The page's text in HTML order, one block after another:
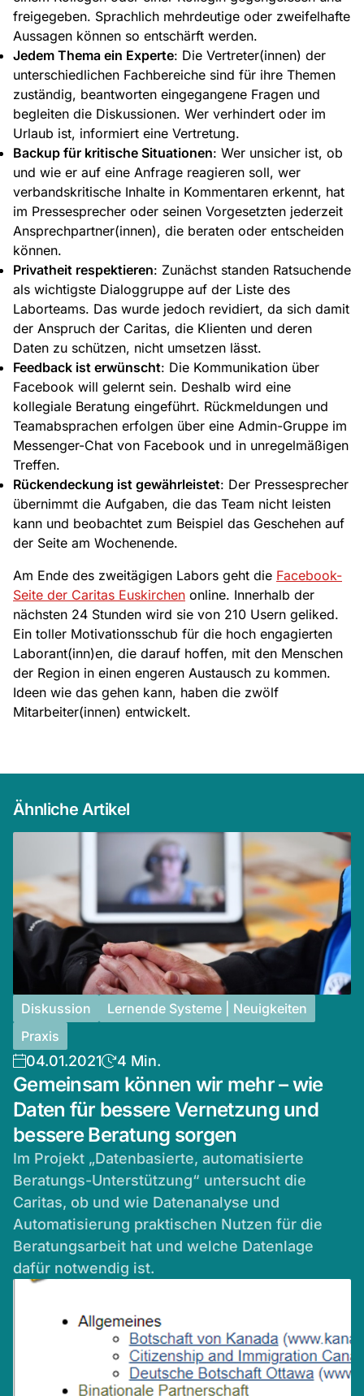
freigegeben. Sprachlich mehrdeutige oder zweifelhafte
Aussagen können so entschärft werden.
Jedem Thema ein Experte: Die Vertreter(innen) der
unterschiedlichen Fachbereiche sind für ihre Themen
zuständig, beantworten eingegangene Fragen und
begleiten die Diskussionen. Wer verhindert oder im
Urlaub ist, informiert eine Vertretung.
Backup für kritische Situationen: Wer unsicher ist, ob
und wie er auf eine Anfrage reagieren soll, wer
verbandskritische Inhalte in Kommentaren erkennt, hat
im Pressesprecher oder seinen Vorgesetzten jederzeit
Ansprechpartner(innen), die beraten oder entscheiden
können.
Privatheit respektieren: Zunächst standen Ratsuchende
als wichtigste Dialoggruppe auf der Liste des
Laborteams. Das wurde jedoch revidiert, da sich damit
der Anspruch der Caritas, die Klienten und deren
Daten zu schützen, nicht umsetzen lässt.
Feedback ist erwünscht: Die Kommunikation über
Facebook will gelernt sein. Deshalb wird eine
kollegiale Beratung eingeführt. Rückmeldungen und
Teamabsprachen erfolgen über eine Admin-Gruppe im
Messenger-Chat von Facebook und in unregelmäßigen
Treffen.
Rückendeckung ist gewährleistet: Der Pressesprecher
übernimmt die Aufgaben, die das Team nicht leisten
kann und beobachtet zum Beispiel das Geschehen auf
der Seite am Wochenende.
Am Ende des zweitägigen Labors geht die Facebook-
Seite der Caritas Euskirchen online. Innerhalb der
nächsten 24 Stunden wird sie von 210 Usern geliked.
Ein toller Motivationsschub für die hoch engagierten
Laborant(inn)en, die darauf hoffen, mit den Menschen
der Region in einen engeren Austausch zu kommen.
Ideen wie das gehen kann, haben die zwölf
Mitarbeiter(innen) entwickelt.
Ähnliche Artikel
Diskussion
Lernende Systeme | Neuigkeiten
Praxis
04.01.2021 4 Min.
Gemeinsam können wir mehr – wie
Daten für bessere Vernetzung und
bessere Beratung sorgen
Im Projekt „Datenbasierte, automatisierte
Beratungs-Unterstützung“ untersucht die
Caritas, ob und wie Datenanalyse und
Automatisierung praktischen Nutzen für die
Beratungsarbeit hat und welche Datenlage
dafür notwendig ist.